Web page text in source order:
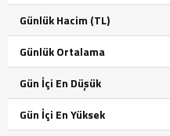
Günlük Hacim (TL)
Günlük Ortalama
Gün İçi En Düşük
Gün İçi En Yüksek